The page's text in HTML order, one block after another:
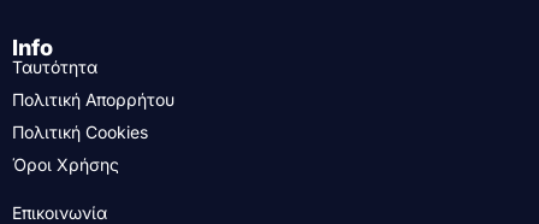
Info
Ταυτότητα
Πολιτική Απορρήτου
Πολιτική Cookies
Όροι Χρήσης
Επικοινωνία